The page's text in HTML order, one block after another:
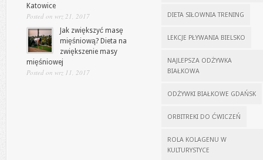
Katowice
Posted on wrz 21, 2017
Jak zwiększyć masę
mięśniową? Dieta na
zwiększenie masy
mięśniowej
Posted on wrz 11, 2017
DIETA SIŁOWNIA TRENING
LEKCJE PŁYWANIA BIELSKO
NAJLEPSZA ODŻYWKA
BIAŁKOWA
ODŻYWKI BIAŁKOWE GDAŃSK
ORBITREKI DO ĆWICZEŃ
ROLA KOLAGENU W
KULTURYSTYCE